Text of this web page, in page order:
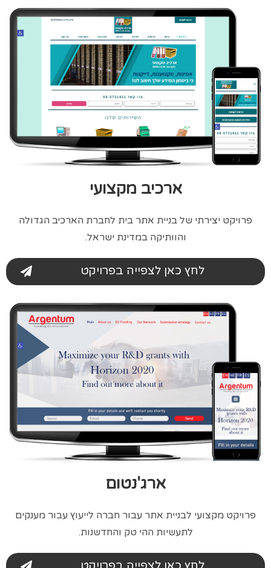
ארכיב מקצועי
פרויקט יצירתי של בניית אתר בית לחברת הארכיב הגדולה
והוותיקה במדינת ישראל.
לחץ כאן לצפייה בפרויקט
ארג'נטום
פרויקט מקצועי לבניית אתר עבור חברה לייעוץ עבור מענקים
לתעשיות ההי טק והחדשנות.